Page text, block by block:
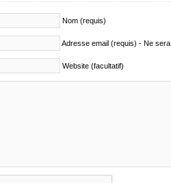
Nom (requis)
Adresse email (requis) - Ne
Website (facultatif)